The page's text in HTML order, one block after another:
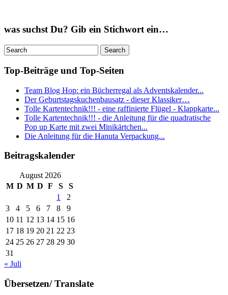
was suchst Du? Gib ein Stichwort ein…
Top-Beiträge und Top-Seiten
Team Blog Hop: ein Bücherregal als Adventskalender...
Der Geburtstagskuchenbausatz - dieser Klassiker…
Tolle Kartentechnik!!! - eine raffinierte Flügel - Klappkarte...
Tolle Kartentechnik!!! - die Anleitung für die quadratische
Pop up Karte mit zwei Minikärtchen...
Die Anleitung für die Hanuta Verpackung...
Beitragskalender
August 2026
M D M D F S
S
1
2
3
4 5 6 7 8
9
10 11 12 13 14 15 16
17 18 19 20 21 22 23
24 25 26 27 28 29 30
31
« Juli
Übersetzen/ Translate